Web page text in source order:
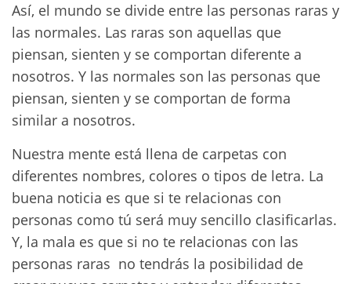
Así, el mundo se divide entre las personas raras y
las normales. Las raras son aquellas que
piensan, sienten y se comportan diferente a
nosotros. Y las normales son las personas que
piensan, sienten y se comportan de forma
similar a nosotros.
Nuestra mente está llena de carpetas con
diferentes nombres, colores o tipos de letra. La
buena noticia es que si te relacionas con
personas como tú será muy sencillo clasificarlas.
Y, la mala es que si no te relacionas con las
personas raras no tendrás la posibilidad de